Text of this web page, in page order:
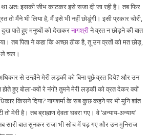
अतः इसकी जीभ काटकर इसे सजा दी जा रही है। तब फिर
तो मैंने भी लिया है, मैं इसे भी नहीं छोडूंगी। इसी प्रकार चोरी,
पाते हुए मनुष्यों को देखकरनागश्रीने व्रत न छोड़ने की बात
तब पिता ने कहा कि अच्छा ठीक है, तू उन व्रतों को मत छोड़,
ले चल।
से उन्होंने मेरी लड़की को बिना पूछे व्रत दिये? और उन
हुए बोला-क्यों रे नंगों! तुमने मेरी लड़की को व्रत देकर क्यों
किसने दिया? नागशर्मा के सब कुछ कहने पर भी मुनि शांत
तो मेरी है। तब ब्राह्मण देवता घबरा गए। वे ‘अन्याय-अन्याय’
सारी बात सुनकर राजा भी सोच में पड़ गए और उन मुनिराज